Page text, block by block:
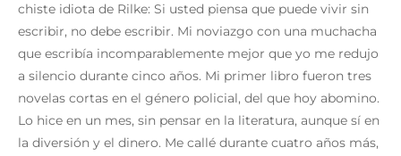
chiste idiota de Rilke: Si usted piensa que puede vivir sin
escribir, no debe escribir. Mi noviazgo con una muchacha
que escribía incomparablemente mejor que yo me redujo
a silencio durante cinco años. Mi primer libro fueron tres
novelas cortas en el género policial, del que hoy abomino.
Lo hice en un mes, sin pensar en la literatura, aunque sí en
la diversión y el dinero. Me callé durante cuatro años más,